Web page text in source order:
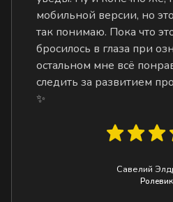
мобильной версии, но
так понимаю. Пока что
бросилось в глаза при
остальном мне всё
следить за развитием
✨
Савелий
Ролевик